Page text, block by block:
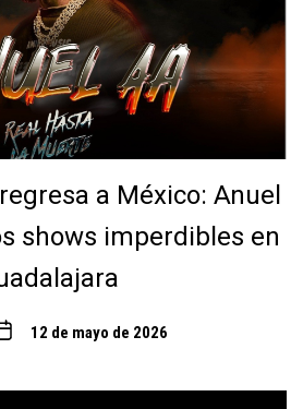
a México: Anuel
shows imperdibles en
12 de mayo de 2026